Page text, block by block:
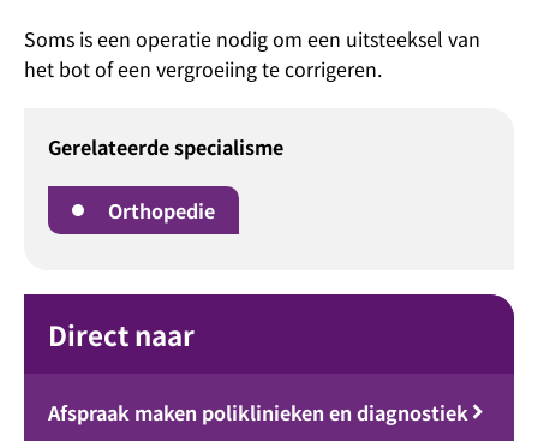
Soms is een operatie nodig om een uitsteeksel van
het bot of een vergroeiing te corrigeren.
Gerelateerde specialisme
Orthopedie
Direct naar
Afspraak maken poliklinieken en diagnostiek